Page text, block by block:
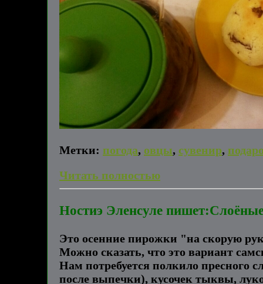
Метки: погода, овцы, сувенир,
Читать полностью
Ностиэ Эленсуле
Это осенние пирожки "на скорую
Можно сказать, что это вариант
Нам потребуется полкило пресного
после выпечки), кусочек тыквы,